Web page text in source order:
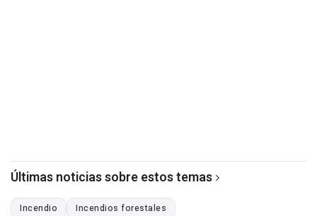
Últimas noticias sobre estos temas
Incendio Incendios forestales